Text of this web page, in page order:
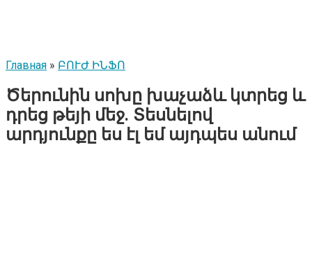
Главная » ԲՈՒԺ ԻՆՖՈ
Ծերունին սոխը խաչաձև կտրեց և
դրեց թեյի մեջ. Տեսնելով
արդյունքը ես էլ եմ այդպես անում